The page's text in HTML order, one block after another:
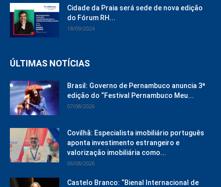
Cidade da Praia será sede de nova edição
do Fórum RH...
18/09/2024
ÚLTIMAS NOTÍCIAS
Brasil: Governo de Pernambuco anuncia 3ª
edição do “Festival Pernambuco Meu...
07/08/2026
Covilhã: Especialista imobiliário português
aponta investimento estrangeiro e
valorização imobiliária como...
06/08/2026
Castelo Branco: “Bienal Internacional de